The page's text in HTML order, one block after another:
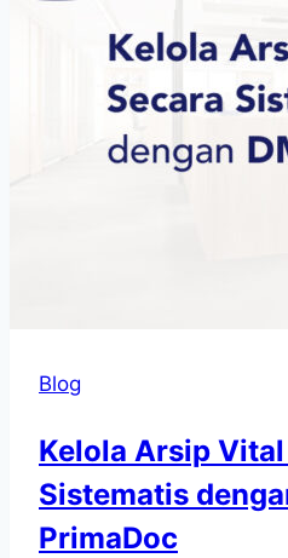
Blog
Kelola Arsip
Sistematis
PrimaDoc